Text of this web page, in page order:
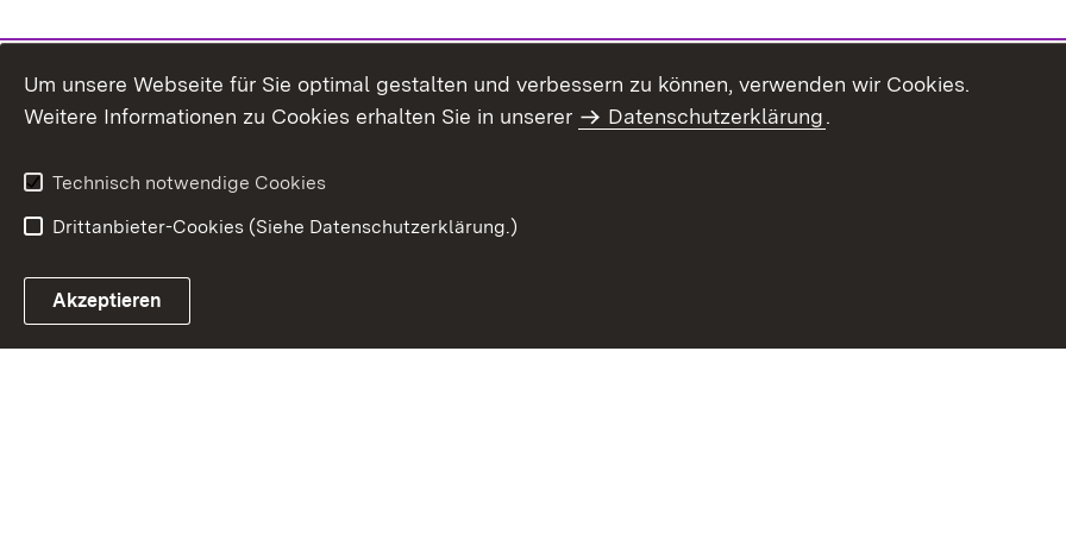
Um unsere Webseite für Sie optimal gestalten und verbessern zu können, verwenden wir Cookies.
Weitere Informationen zu Cookies erhalten Sie in unserer
Datenschutzerklärung.
Technisch notwendige Cookies
Drittanbieter-Cookies (Siehe Datenschutzerklärung.)
Akzeptieren